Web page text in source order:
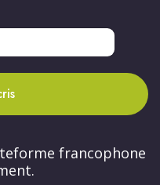
francophone